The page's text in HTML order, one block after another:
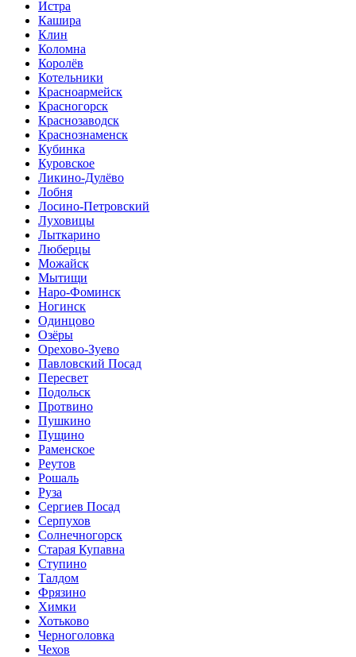
Истра
Кашира
Клин
Коломна
Королёв
Котельники
Красноармейск
Красногорск
Краснозаводск
Краснознаменск
Кубинка
Куровское
Ликино-Дулёво
Лобня
Лосино-Петровский
Луховицы
Лыткарино
Люберцы
Можайск
Мытищи
Наро-Фоминск
Ногинск
Одинцово
Озёры
Орехово-Зуево
Павловский Посад
Пересвет
Подольск
Протвино
Пушкино
Пущино
Раменское
Реутов
Рошаль
Руза
Сергиев Посад
Серпухов
Солнечногорск
Старая Купавна
Ступино
Талдом
Фрязино
Химки
Хотьково
Черноголовка
Чехов